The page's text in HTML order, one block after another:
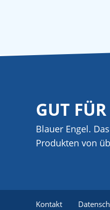
GUT
Blauer Engel.
Produkten von
Kontakt